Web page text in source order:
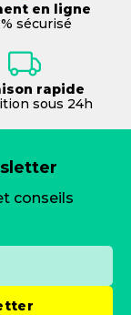
en ligne
sécurisé
rapide
sous 24h
conseils